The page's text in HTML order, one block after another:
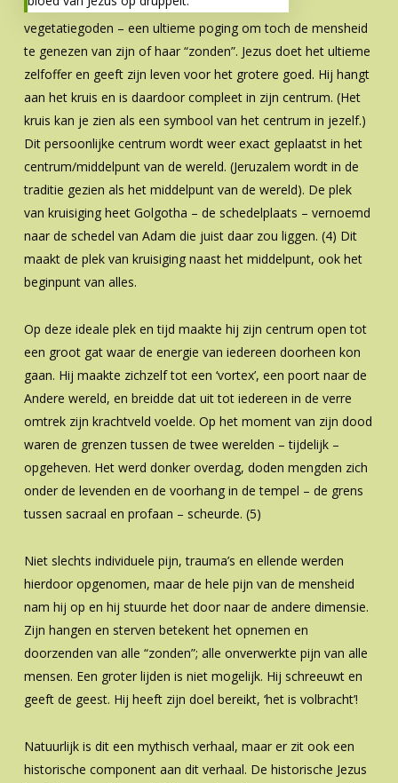
vegetatiegoden – een ultieme poging om toch de mensheid
te genezen van zijn of haar “zonden”. Jezus doet het ultieme
zelfoffer en geeft zijn leven voor het grotere goed. Hij hangt
aan het kruis en is daardoor compleet in zijn centrum. (Het
kruis kan je zien als een symbool van het centrum in jezelf.)
Dit persoonlijke centrum wordt weer exact geplaatst in het
centrum/middelpunt van de wereld. (Jeruzalem wordt in de
traditie gezien als het middelpunt van de wereld). De plek
van kruisiging heet Golgotha – de schedelplaats – vernoemd
naar de schedel van Adam die juist daar zou liggen. (4) Dit
maakt de plek van kruisiging naast het middelpunt, ook het
beginpunt van alles.
Op deze ideale plek en tijd maakte hij zijn centrum open tot
een groot gat waar de energie van iedereen doorheen kon
gaan. Hij maakte zichzelf tot een ‘vortex’, een poort naar de
Andere wereld, en breidde dat uit tot iedereen in de verre
omtrek zijn krachtveld voelde. Op het moment van zijn dood
waren de grenzen tussen de twee werelden – tijdelijk –
opgeheven. Het werd donker overdag, doden mengden zich
onder de levenden en de voorhang in de tempel – de grens
tussen sacraal en profaan – scheurde. (5)
Niet slechts individuele pijn, trauma’s en ellende werden
hierdoor opgenomen, maar de hele pijn van de mensheid
nam hij op en hij stuurde het door naar de andere dimensie.
Zijn hangen en sterven betekent het opnemen en
doorzenden van alle “zonden”; alle onverwerkte pijn van alle
mensen. Een groter lijden is niet mogelijk. Hij schreeuwt en
geeft de geest. Hij heeft zijn doel bereikt, ‘het is volbracht’!
Natuurlijk is dit een mythisch verhaal, maar er zit ook een
historische component aan dit verhaal. De historische Jezus